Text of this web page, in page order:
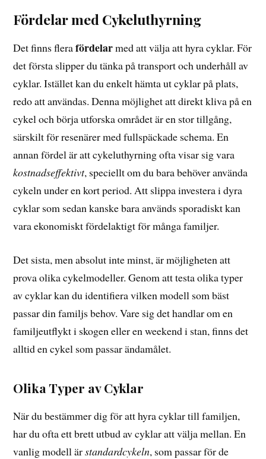
Fördelar med Cykeluthyrning
Det finns flerafördelarmed att välja att hyra cyklar. För
det första slipper du tänka på transport och underhåll av
cyklar. Istället kan du enkelt hämta ut cyklar på plats,
redo att användas. Denna möjlighet att direkt kliva på en
cykel och börja utforska området är en stor tillgång,
särskilt för resenärer med fullspäckade schema. En
annan fördel är att cykeluthyrning ofta visar sig vara
kostnadseffektivt, speciellt om du bara behöver använda
cykeln under en kort period. Att slippa investera i dyra
cyklar som sedan kanske bara används sporadiskt kan
vara ekonomiskt fördelaktigt för många familjer.
Det sista, men absolut inte minst, är möjligheten att
prova olika cykelmodeller. Genom att testa olika typer
av cyklar kan du identifiera vilken modell som bäst
passar din familjs behov. Vare sig det handlar om en
familjeutflykt i skogen eller en weekend i stan, finns det
alltid en cykel som passar ändamålet.
Olika Typer av Cyklar
När du bestämmer dig för att hyra cyklar till familjen,
har du ofta ett brett utbud av cyklar att välja mellan. En
vanlig modell ärstandardcykeln, som passar för de